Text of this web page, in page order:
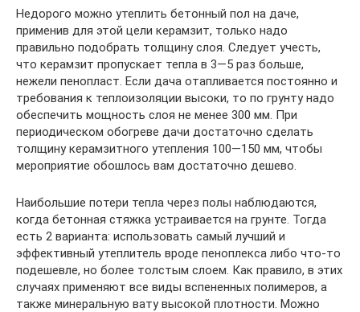
Недорого можно утеплить бетонный пол на даче,
применив для этой цели керамзит, только надо
правильно подобрать толщину слоя. Следует учесть,
что керамзит пропускает тепла в 3—5 раз больше,
нежели пенопласт. Если дача отапливается постоянно и
требования к теплоизоляции высоки, то по грунту надо
обеспечить мощность слоя не менее 300 мм. При
периодическом обогреве дачи достаточно сделать
толщину керамзитного утепления 100—150 мм, чтобы
мероприятие обошлось вам достаточно дешево.
Наибольшие потери тепла через полы наблюдаются,
когда бетонная стяжка устраивается на грунте. Тогда
есть 2 варианта: использовать самый лучший и
эффективный утеплитель вроде пеноплекса либо что-то
подешевле, но более толстым слоем. Как правило, в этих
случаях применяют все виды вспененных полимеров, а
также минеральную вату высокой плотности. Можно